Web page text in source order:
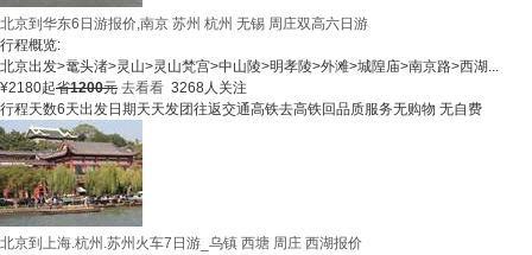
北京到华东6日游报价,南京 苏州 杭州 无锡 周庄双高六日游
行程概览:
北京出发>鼋头渚>灵山>灵山梵宫>中山陵>明孝陵>外滩>城隍庙>南京路>西湖...
¥2180起省1200元 去看看 3268人关注
行程天数6天出发日期天天发团往返交通高铁去高铁回品质服务无购物 无自费
北京到上海.杭州.苏州火车7日游_乌镇 西塘 周庄 西湖报价